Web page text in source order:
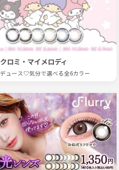
ロミ・マイメロディ
ュース♡気分で選べる全6カラー